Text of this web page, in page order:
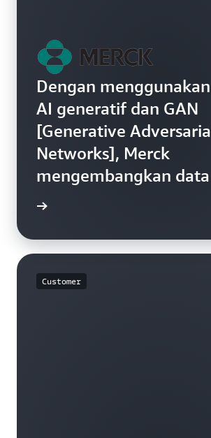
Dengan
AI generatif dan GAN
[Generative
Networks], Merck
mengembangkan
cacat sintetis yang
penyebab penolakan,
mengurangi
Customer